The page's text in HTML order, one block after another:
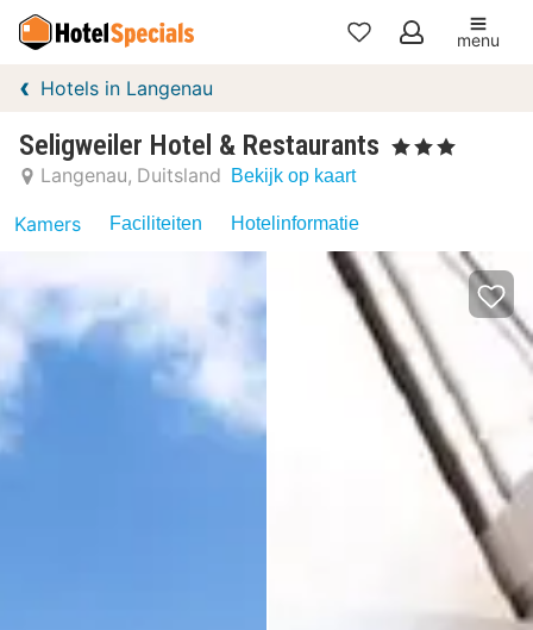
Mijn
menu
Hotels in Langenau
Seligweiler Hotel & Restaurants , 3 Sterren
Langenau Duitsland Bekijk op kaart
Kamers Faciliteiten Hotelinformatie